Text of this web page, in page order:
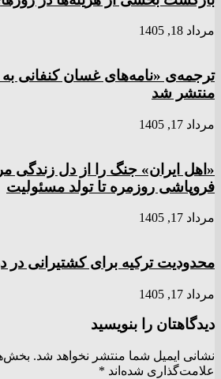
مرداد 18, 1405
ترجمه‌ی «نامه‌های غسان کنفانی
منتشر شد
مرداد 17, 1405
«اهل ایران» جنگ را از دل زندگی
فروپاشی روزمره تا تولد مسئولیت
مرداد 17, 1405
محدودیت ترکیه برای کشتیرانی در
مرداد 17, 1405
دیدگاهتان را بنویسید
نشانی ایمیل شما منتشر نخواهد شد.
علامت‌گذاری شده‌اند *